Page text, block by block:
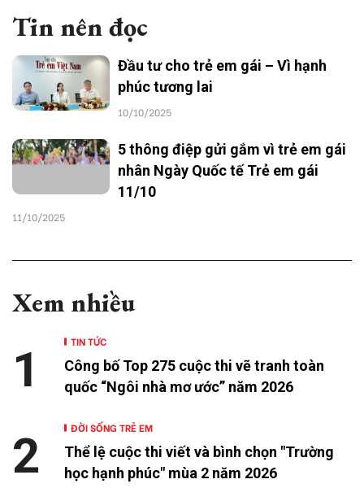
Tin nên đọc
Đầu tư cho trẻ em gái – Vì hạnh
phúc tương lai
10/10/2025
5 thông điệp gửi gắm vì trẻ em gái
nhân Ngày Quốc tế Trẻ em gái
11/10
11/10/2025
Xem nhiều
TIN TỨC
Công bố Top 275 cuộc thi vẽ tranh toàn
quốc “Ngôi nhà mơ ước” năm 2026
1
ĐỜI SỐNG TRẺ EM
Thể lệ cuộc thi viết và bình chọn "Trường
học hạnh phúc" mùa 2 năm 2026
2